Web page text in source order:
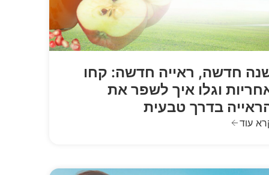
חדשה, ראייה חדשה: קחו
וגלו איך לשפר את
בדרך טבעית
עוד